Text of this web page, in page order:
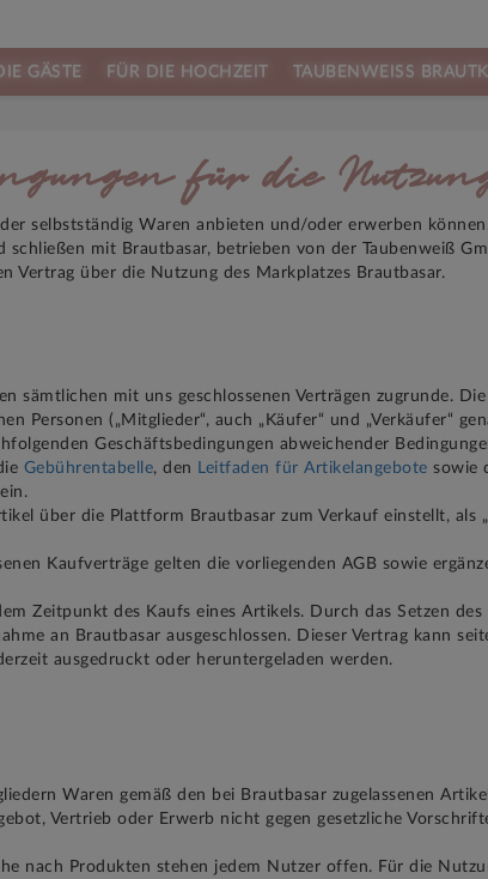
GÄSTE FÜR DIE HOCHZEIT TAUBENWEISS
für die
selbstständig Waren anbieten und/oder erwerben
schließen mit Brautbasar, betrieben von der Taubenweiß
Vertrag über die Nutzung des Markplatzes Brautbasar.
sämtlichen mit uns geschlossenen Verträgen zugrunde.
Personen („Mitglieder“, auch „Käufer“ und „Verkäufer“
Geschäftsbedingungen abweichender
Gebührentabelle, den Leitfaden für Artikelangebote sowie
über die Plattform Brautbasar zum Verkauf einstellt,
Kaufverträge gelten die vorliegenden AGB sowie
Zeitpunkt des Kaufs eines Artikels. Durch das Setzen
an Brautbasar ausgeschlossen. Dieser Vertrag kann
ausgedruckt oder heruntergeladen werden.
Waren gemäß den bei Brautbasar zugelassenen
Vertrieb oder Erwerb nicht gegen gesetzliche
nach Produkten stehen jedem Nutzer offen. Für die